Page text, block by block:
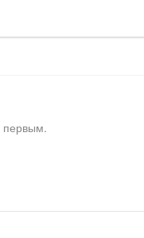
первым.